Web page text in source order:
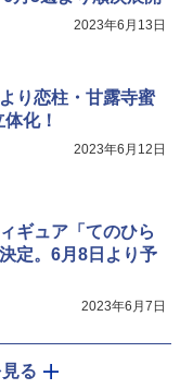
2023年6月13日
り恋柱・甘露寺蜜
化！
2023年6月12日
ギュア「てのひら
定。6月8日より予
2023年6月7日
る